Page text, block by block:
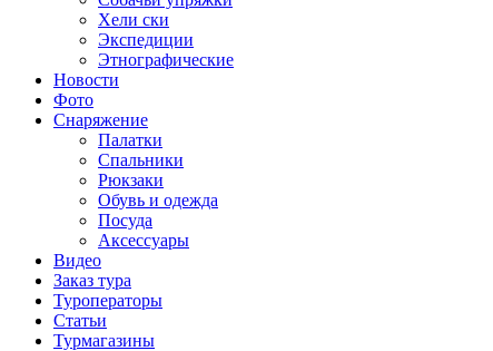
Хели ски
Экспедиции
Этнографические
Новости
Фото
Снаряжение
Палатки
Спальники
Рюкзаки
Обувь и одежда
Посуда
Аксессуары
Видео
Заказ тура
Туроператоры
Статьи
Турмагазины